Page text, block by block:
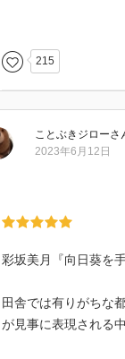
さてここに、そんな
それは、『向日葵男
『もうすぐお祖母ち
いう集落にある母の
て、よぐ来たな』と
間の集落』である桜
『青々とした小さな
215
ことぶきジローさ
2023年6月12日
彩坂美月『向日葵を
田舎では有りがちな
が見事に表現される